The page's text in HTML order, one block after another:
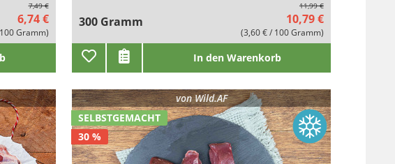
7,49 €
6,74 €
Gramm)
300 Gramm
11,99 €
10,79 €
(3,60 € / 100 Gramm)
In den Warenkorb
SELBSTGEMACHT
30 %
vonWild.AF